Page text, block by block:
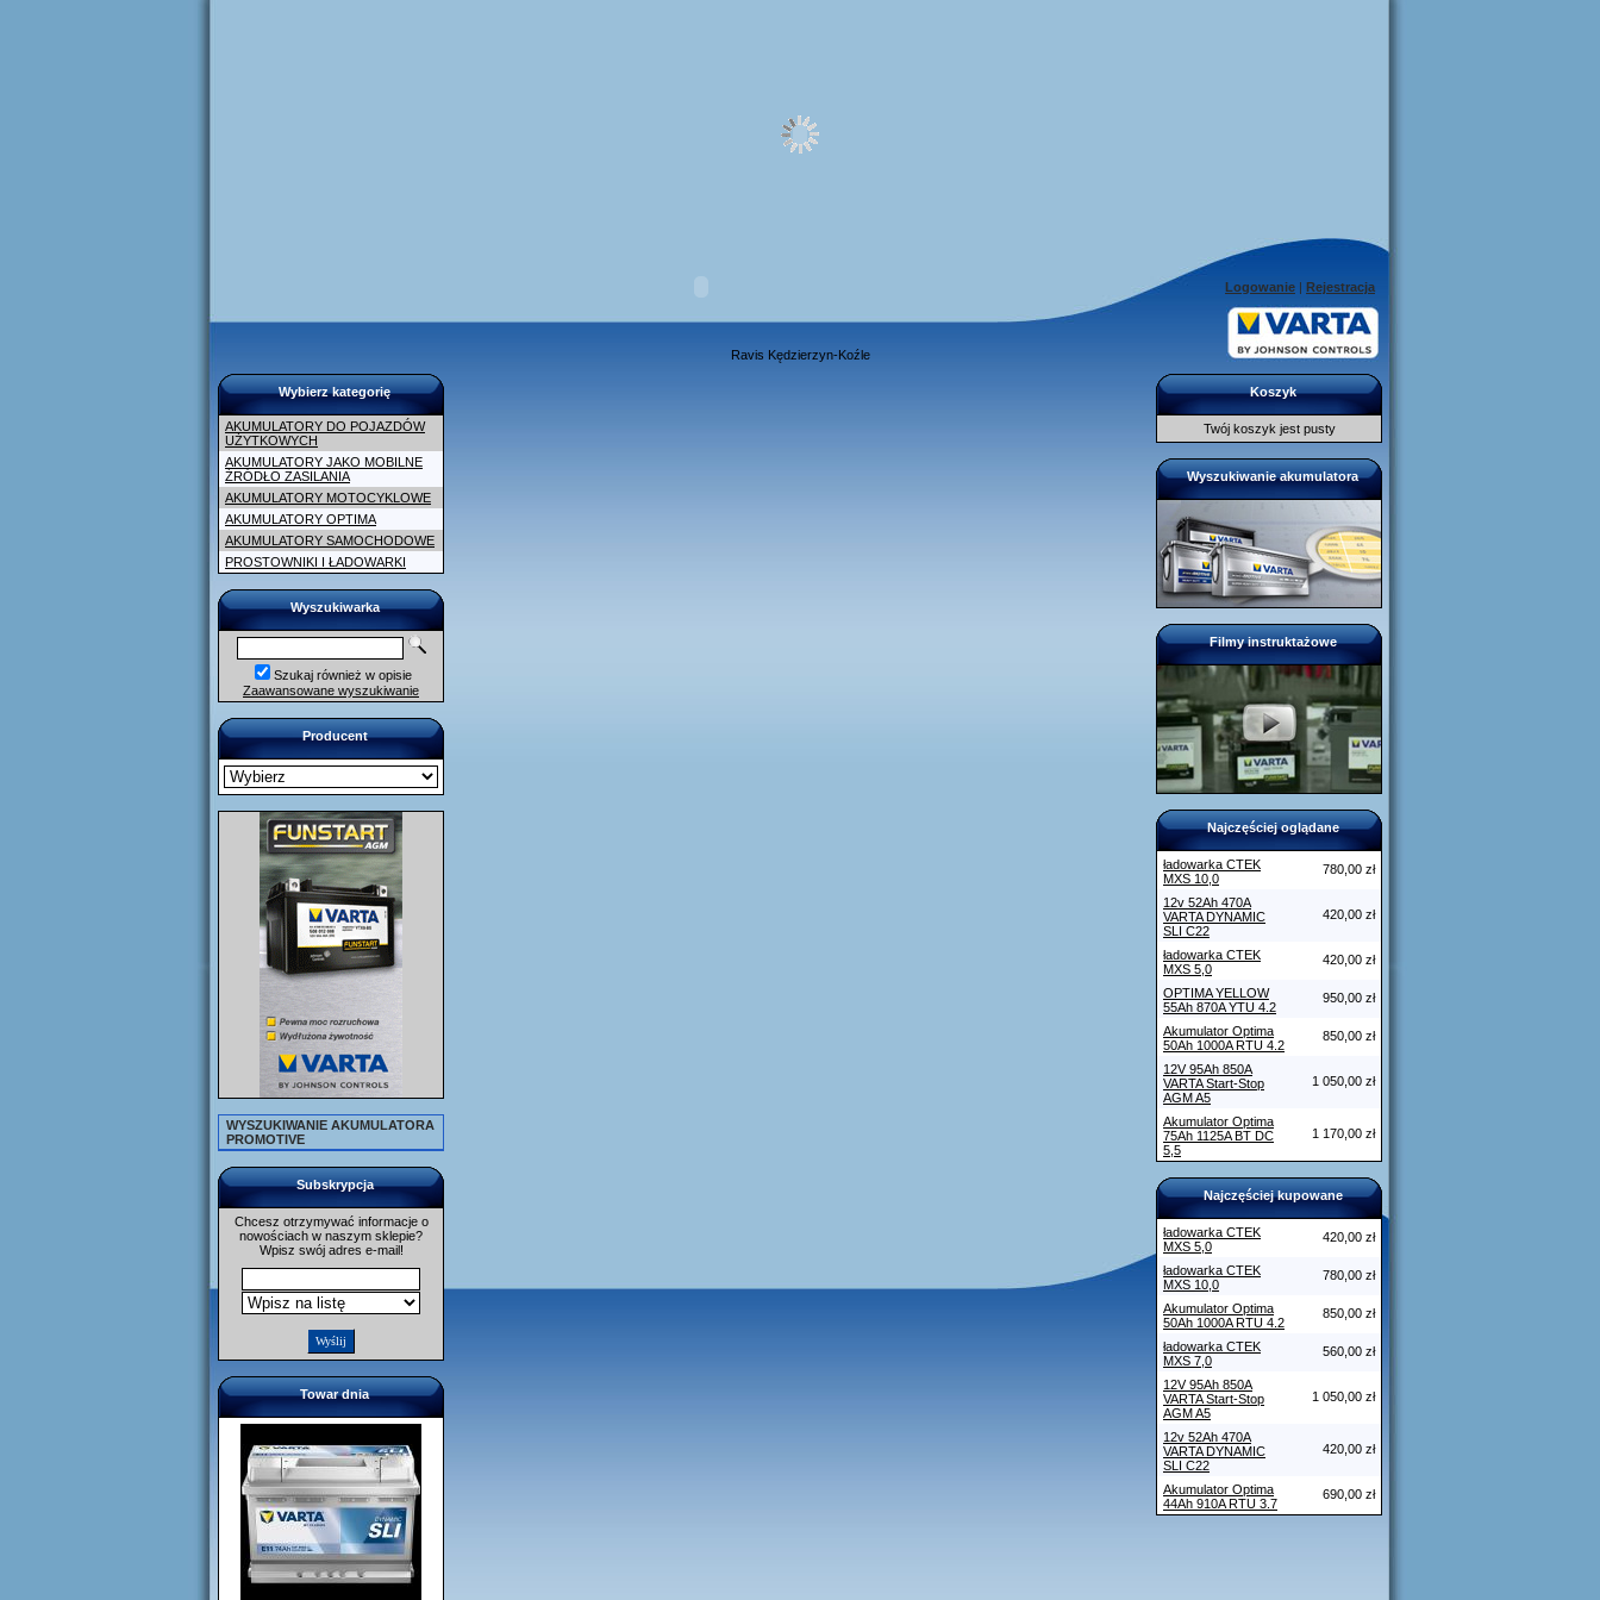
Logowanie | Rejestracja
Ravis Kędzierzyn-Koźle
Wybierz kategorię
AKUMULATORY DO POJAZDÓW
UŻYTKOWYCH
AKUMULATORY JAKO MOBILNE
ŹRÓDŁO ZASILANIA
AKUMULATORY MOTOCYKLOWE
AKUMULATORY OPTIMA
AKUMULATORY SAMOCHODOWE
PROSTOWNIKI I ŁADOWARKI
Wyszukiwarka
Szukaj również w opisie
Zaawansowane wyszukiwanie
Producent
WYSZUKIWANIE AKUMULATORA
PROMOTIVE
Subskrypcja
Chcesz otrzymywać informacje o
nowościach w naszym sklepie?
Wpisz swój adres e-mail!
Towar dnia
Koszyk
Twój koszyk jest pusty
Wyszukiwanie akumulatora
Filmy instruktażowe
Najczęściej oglądane
ładowarka CTEK
MXS 10,0
780,00 zł
12v 52Ah 470A
VARTA DYNAMIC
SLI C22
420,00 zł
ładowarka CTEK
MXS 5,0
420,00 zł
OPTIMA YELLOW
55Ah 870A YTU 4.2
950,00 zł
Akumulator Optima
50Ah 1000A RTU 4.2
850,00 zł
12V 95Ah 850A
VARTA Start-Stop
AGM A5
1 050,00 zł
Akumulator Optima
75Ah 1125A BT DC
5,5
1 170,00 zł
Najczęściej kupowane
ładowarka CTEK
MXS 5,0
420,00 zł
ładowarka CTEK
MXS 10,0
780,00 zł
Akumulator Optima
50Ah 1000A RTU 4.2
850,00 zł
ładowarka CTEK
MXS 7,0
560,00 zł
12V 95Ah 850A
VARTA Start-Stop
AGM A5
1 050,00 zł
12v 52Ah 470A
VARTA DYNAMIC
SLI C22
420,00 zł
Akumulator Optima
44Ah 910A RTU 3.7
690,00 zł